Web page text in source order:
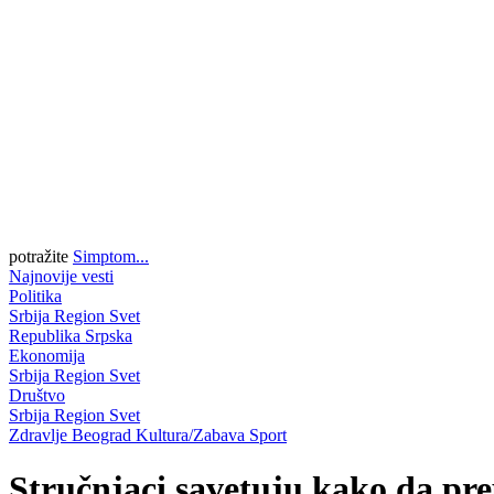
potražite Simptom...
Najnovije vesti
Politika
Srbija Region Svet
Republika Srpska
Ekonomija
Srbija Region Svet
Društvo
Srbija Region Svet
Zdravlje Beograd Kultura/Zabava Sport